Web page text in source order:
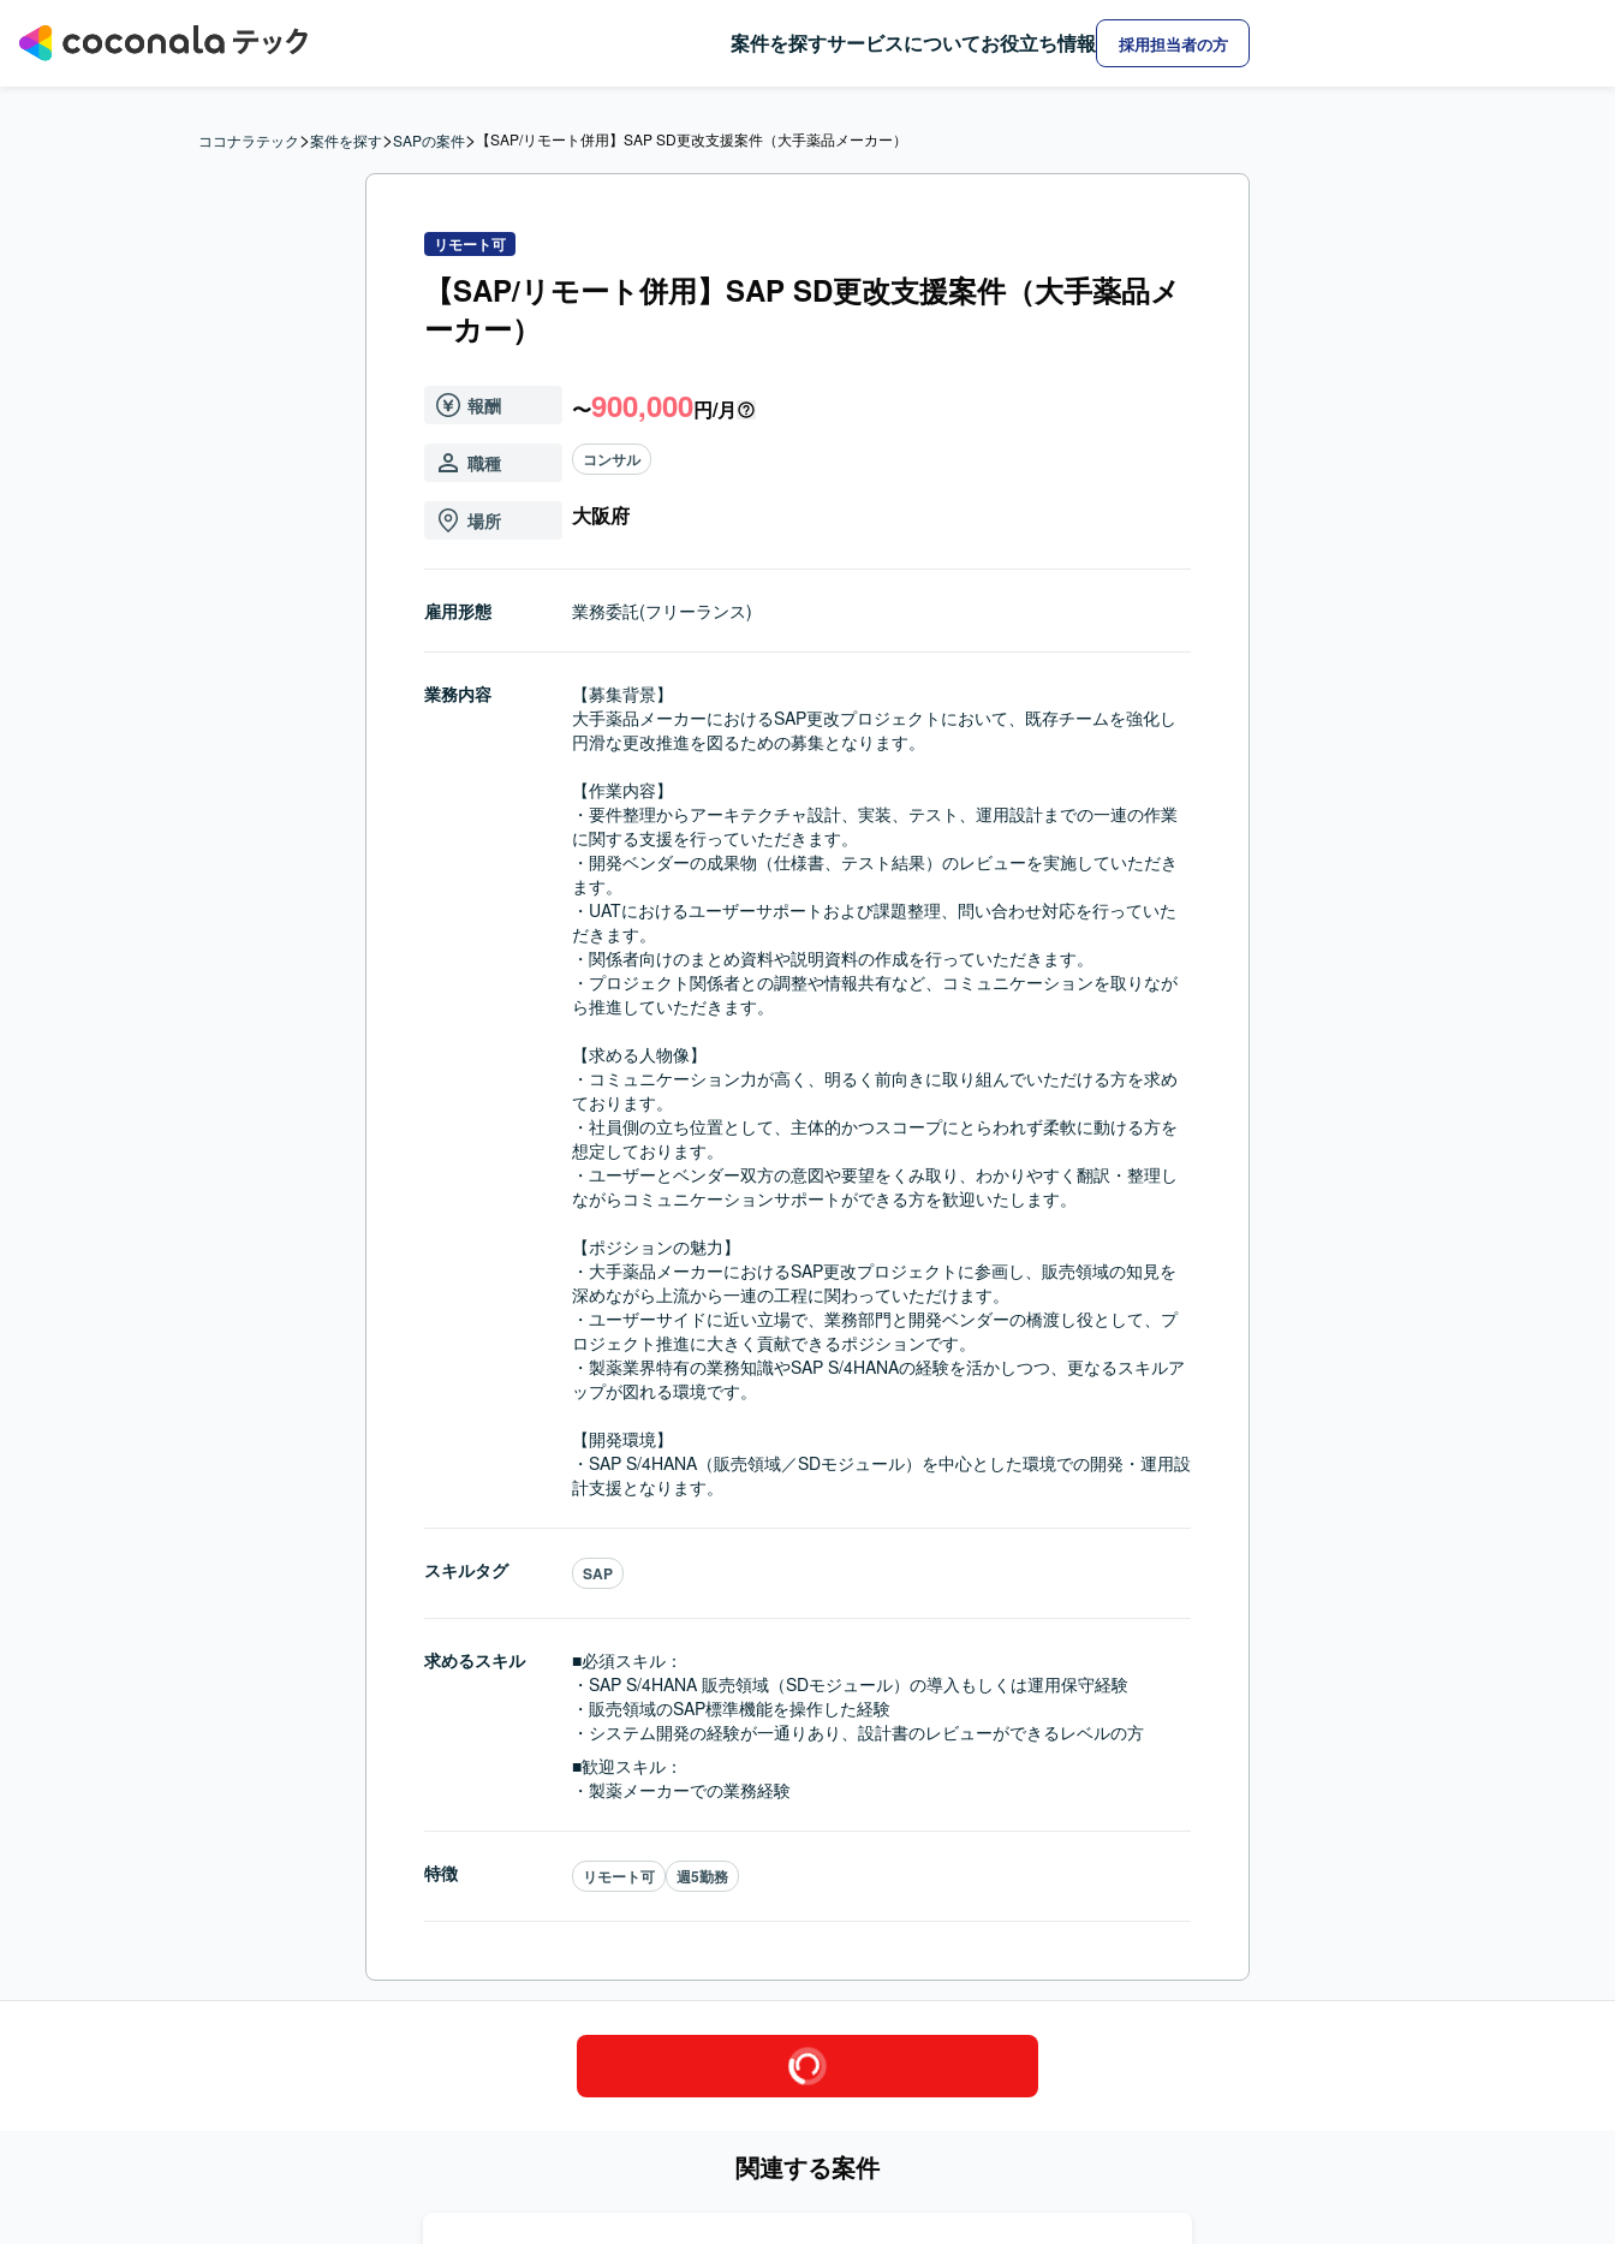
案件を探すサービスについてお役立ち情報 採用担当者の方
ココナラテック>案件を探す>SAPの案件> 【SAP/リモート併用】SAP SD更改支援案件（大手薬品メーカー）
リモート可
【SAP/リモート併用】SAP SD更改支援案件（大手薬品メ
ーカー）
報酬 〜900,000円/月
職種 コンサル
場所 大阪府
雇用形態 業務委託(フリーランス)
業務内容
【募集背景】
大手薬品メーカーにおけるSAP更改プロジェクトにおいて、既存チームを強化し
円滑な更改推進を図るための募集となります。
【作業内容】
・要件整理からアーキテクチャ設計、実装、テスト、運用設計までの一連の作業
に関する支援を行っていただきます。
・開発ベンダーの成果物（仕様書、テスト結果）のレビューを実施していただき
ます。
・UATにおけるユーザーサポートおよび課題整理、問い合わせ対応を行っていた
だきます。
・関係者向けのまとめ資料や説明資料の作成を行っていただきます。
・プロジェクト関係者との調整や情報共有など、コミュニケーションを取りなが
ら推進していただきます。
【求める人物像】
・コミュニケーション力が高く、明るく前向きに取り組んでいただける方を求め
ております。
・社員側の立ち位置として、主体的かつスコープにとらわれず柔軟に動ける方を
想定しております。
・ユーザーとベンダー双方の意図や要望をくみ取り、わかりやすく翻訳・整理し
ながらコミュニケーションサポートができる方を歓迎いたします。
【ポジションの魅力】
・大手薬品メーカーにおけるSAP更改プロジェクトに参画し、販売領域の知見を
深めながら上流から一連の工程に関わっていただけます。
・ユーザーサイドに近い立場で、業務部門と開発ベンダーの橋渡し役として、プ
ロジェクト推進に大きく貢献できるポジションです。
・製薬業界特有の業務知識やSAP S/4HANAの経験を活かしつつ、更なるスキルア
ップが図れる環境です。
【開発環境】
・SAP S/4HANA（販売領域／SDモジュール）を中心とした環境での開発・運用設
計支援となります。
スキルタグ SAP
求めるスキル
■必須スキル：
・SAP S/4HANA 販売領域（SDモジュール）の導入もしくは運用保守経験
・販売領域のSAP標準機能を操作した経験
・システム開発の経験が一通りあり、設計書のレビューができるレベルの方
■歓迎スキル：
・製薬メーカーでの業務経験
特徴 リモート可 週5勤務
関連する案件